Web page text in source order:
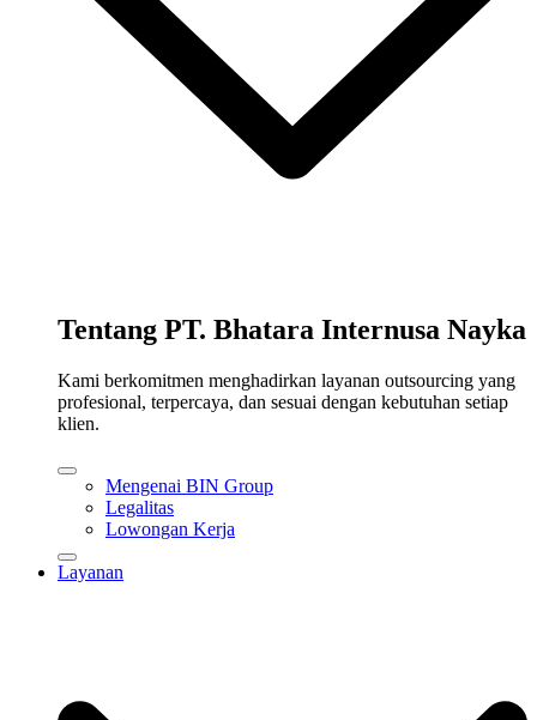
Tentang PT. Bhatara Internusa Nayka
Kami berkomitmen menghadirkan layanan outsourcing yang
profesional, terpercaya, dan sesuai dengan kebutuhan setiap
klien.
Mengenai BIN Group
Legalitas
Lowongan Kerja
Layanan